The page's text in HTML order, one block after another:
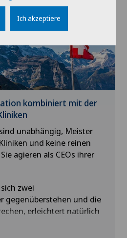
Sie können sich auf
Pflegeteams
kombiniert mit der
unabhängig, Meister
und keine reinen
agieren als CEOs ihrer
zwei
gegenüberstehen und die
erleichtert natürlich
zu anderen
Spitälern, wo
Ich akzeptiere